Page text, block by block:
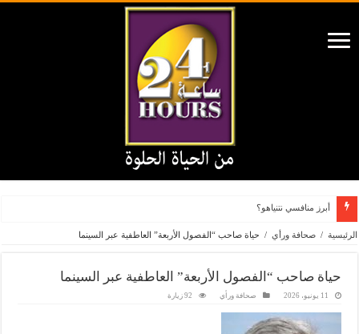
أبرز منافسي نتنياهو؟
الرئيسية / صحافة ورأي / حياة صاحب “الفصول الأربعة” العاطفية عبر السينما
حياة صاحب “الفصول الأربعة” العاطفية عبر السينما
11 يونيو، 2026 صحافة ورأي 92 زيارة